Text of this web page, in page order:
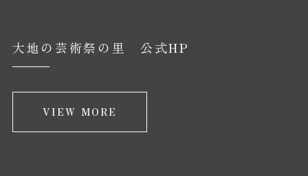
大地の芸術祭の里 公式HP
VIEW MORE